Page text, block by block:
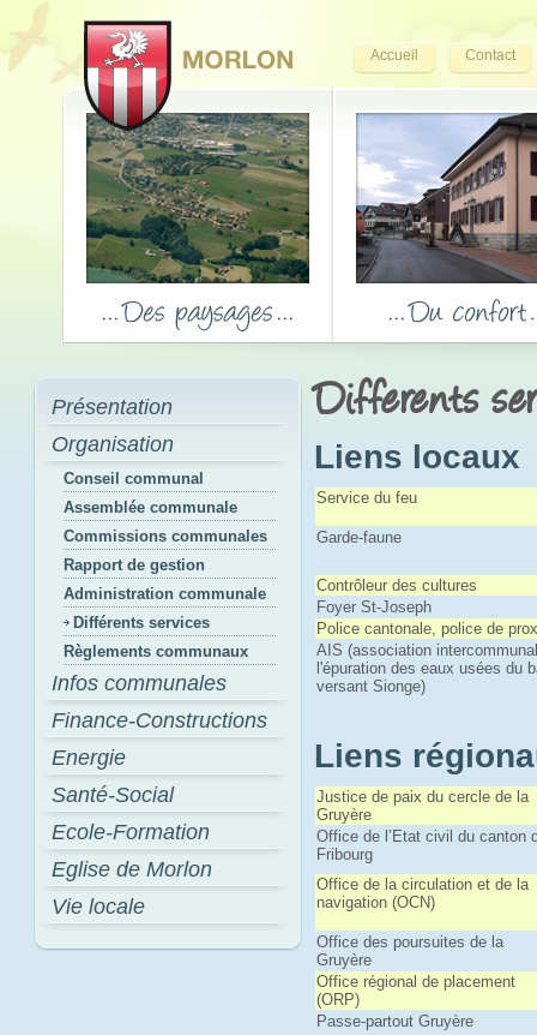
Accueil Contact
Présentation
Organisation
Conseil communal
Assemblée communale
Commissions communales
Rapport de gestion
Administration communale
Différents services
Règlements communaux
Infos communales
Finance-Constructions
Energie
Santé-Social
Ecole-Formation
Eglise de Morlon
Vie locale
Differents
Liens locaux
Service du feu
Garde-faune
Contrôleur des cultures
Foyer St-Joseph
Police cantonale, police de
AIS (association
l'épuration des eaux usées du
versant Sionge)
Liens
Justice de paix du cercle de la
Gruyère
Office de l’Etat civil du canton
Fribourg
Office de la circulation et de la
navigation (OCN)
Office des poursuites de la
Gruyère
Office régional de placement
(ORP)
Passe-partout Gruyère